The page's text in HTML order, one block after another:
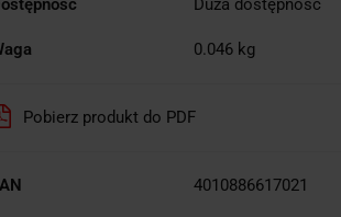
0.046 kg
Pobierz produkt do PDF
4010886617021